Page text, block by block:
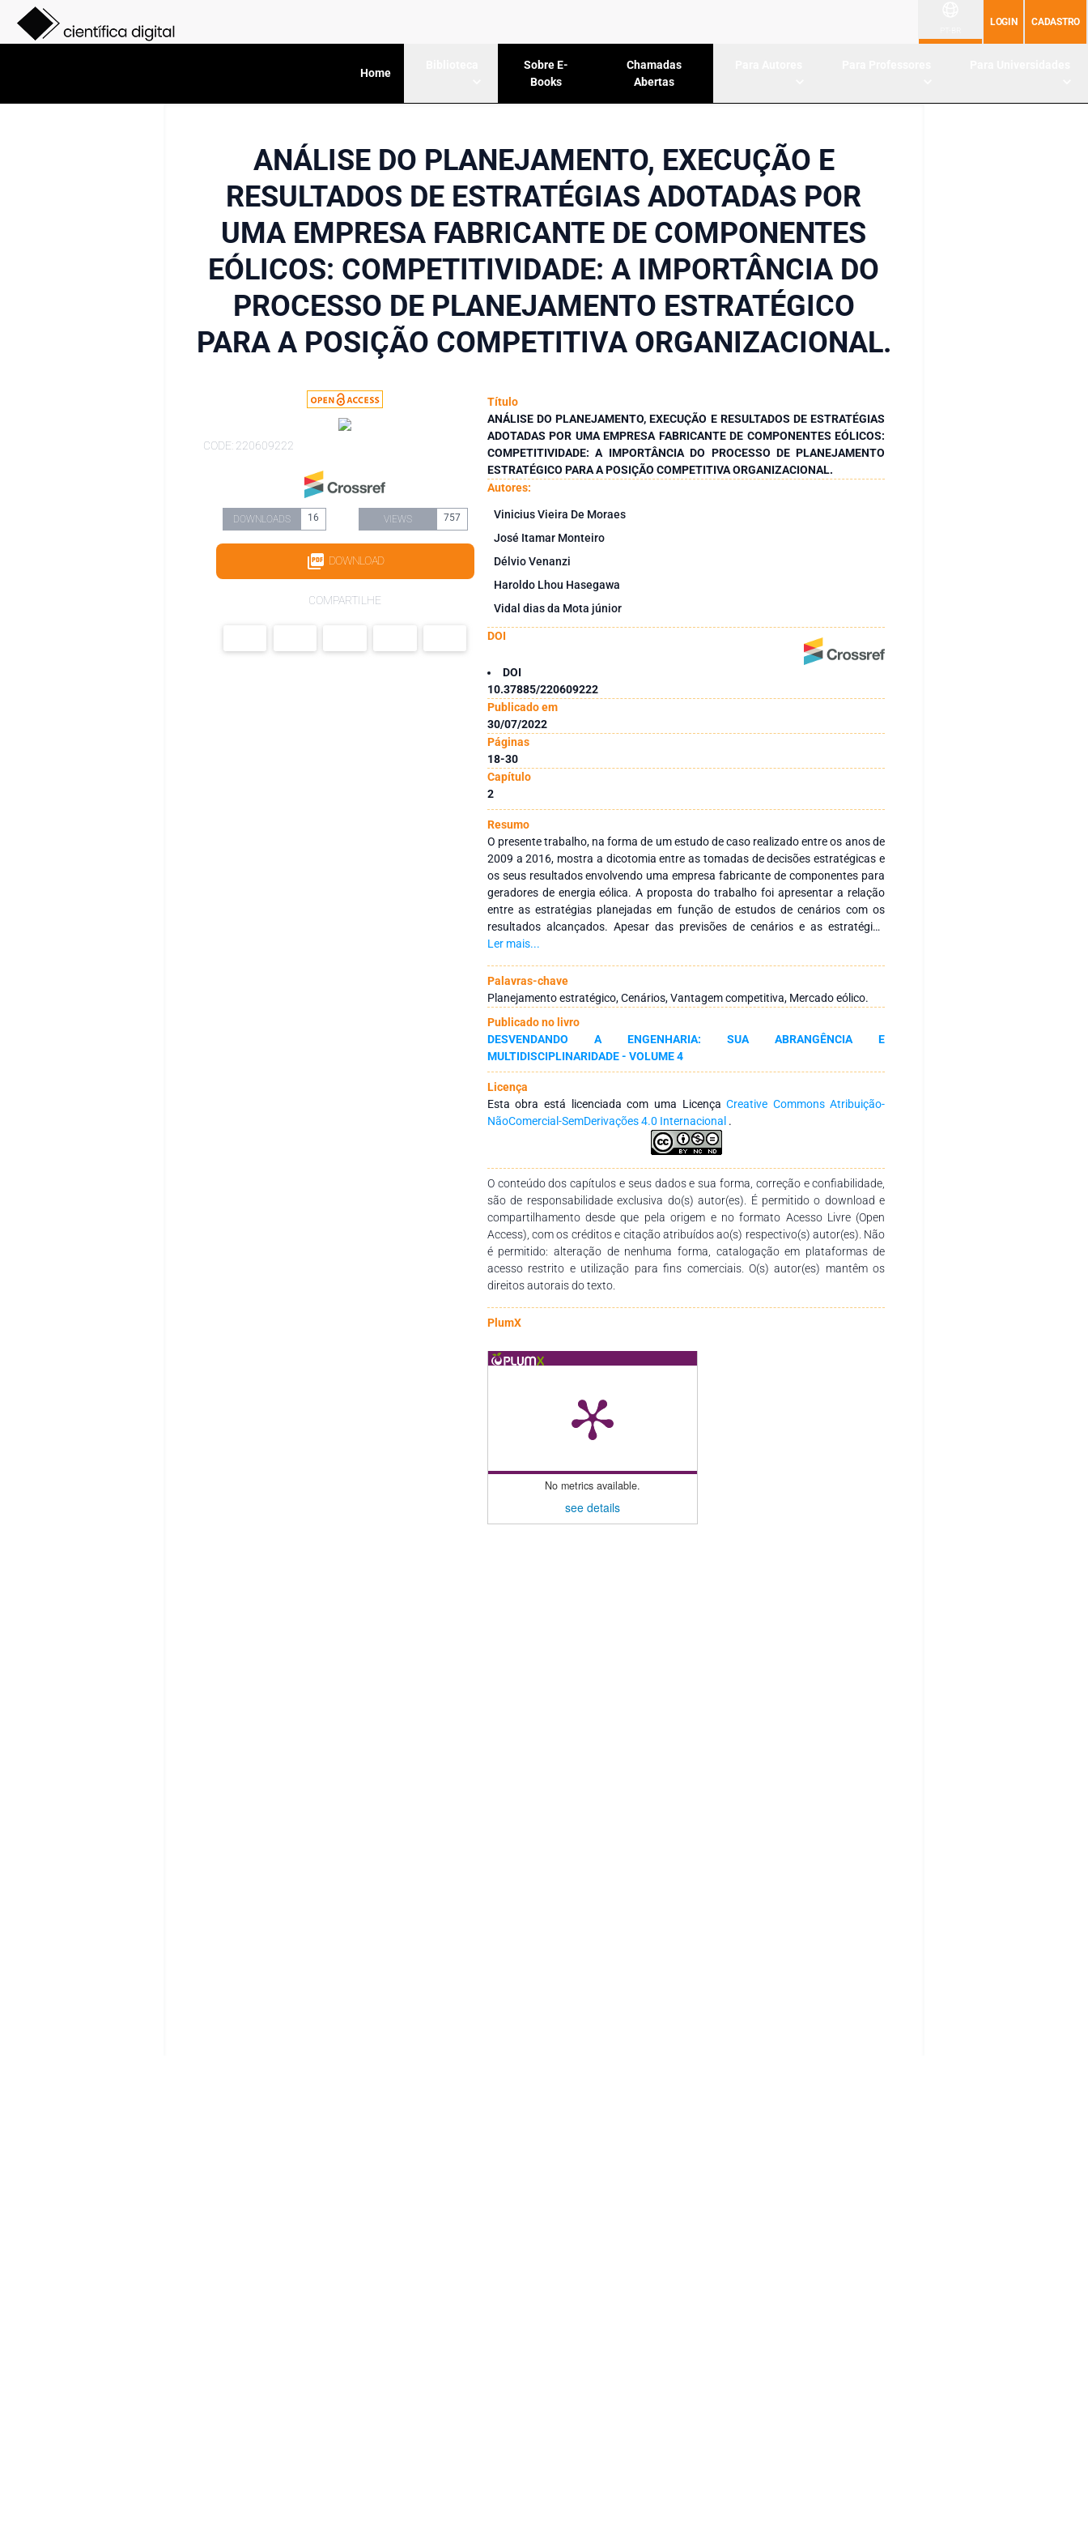
LOGIN CADASTRO
Home
Sobre E-
Books
Chamadas
Abertas
ANÁLISE DO PLANEJAMENTO, EXECUÇÃO E
RESULTADOS DE ESTRATÉGIAS ADOTADAS POR
UMA EMPRESA FABRICANTE DE COMPONENTES
EÓLICOS: COMPETITIVIDADE: A IMPORTÂNCIA DO
PROCESSO DE PLANEJAMENTO ESTRATÉGICO
PARA A POSIÇÃO COMPETITIVA ORGANIZACIONAL.
CODE: 220609222
DOWNLOADS 16 VIEWS 757
DOWNLOAD
COMPARTILHE
Título
ANÁLISE DO PLANEJAMENTO, EXECUÇÃO E RESULTADOS DE ESTRATÉGIAS
ADOTADAS POR UMA EMPRESA FABRICANTE DE COMPONENTES EÓLICOS:
COMPETITIVIDADE: A IMPORTÂNCIA DO PROCESSO DE PLANEJAMENTO
ESTRATÉGICO PARA A POSIÇÃO COMPETITIVA ORGANIZACIONAL.
Autores:
Vinicius Vieira De Moraes
José Itamar Monteiro
Délvio Venanzi
Haroldo Lhou Hasegawa
Vidal dias da Mota júnior
DOI
DOI
10.37885/220609222
Publicado em
30/07/2022
Páginas
18-30
Capítulo
2
Resumo
O presente trabalho, na forma de um estudo de caso realizado entre os anos de
2009 a 2016, mostra a dicotomia entre as tomadas de decisões estratégicas e
os seus resultados envolvendo uma empresa fabricante de componentes para
geradores de energia eólica. A proposta do trabalho foi apresentar a relação
entre as estratégias planejadas em função de estudos de cenários com os
resultados alcançados. Apesar das previsões de cenários e as estratégias
terem se mostradas corretas, a empresa não conseguiu executá-las e trouxe
recuperação judicial no ano de 2017 resultando em um grande impacto
negativo para a economia regional, uma vez que em chegou a ter 5.275
Funcionários e teve participação de 3,80% no PIB do município de Sorocaba no
ano de 2014. O estudo não julga as decisões ou ações da alta diretoria, mas o
estabelecimento de um plano com ações estratégicas prováveis baseando-se
nos dados disponíveis e a comparação destas em relação ao plano teórico
proposto com os resultados finais obtidos após oito anos da implementação.
Ler mais...
Palavras-chave
Planejamento estratégico, Cenários, Vantagem competitiva, Mercado eólico.
Publicado no livro
DESVENDANDO A ENGENHARIA: SUA ABRANGÊNCIA E
MULTIDISCIPLINARIDADE - VOLUME 4
Licença
Esta obra está licenciada com uma LicençaCreative Commons Atribuição-
NãoComercial-SemDerivações 4.0 Internacional .
O conteúdo dos capítulos e seus dados e sua forma, correção e confiabilidade,
são de responsabilidade exclusiva do(s) autor(es). É permitido o download e
compartilhamento desde que pela origem e no formato Acesso Livre (Open
Access), com os créditos e citação atribuídos ao(s) respectivo(s) autor(es). Não
é permitido: alteração de nenhuma forma, catalogação em plataformas de
acesso restrito e utilização para fins comerciais. O(s) autor(es) mantêm os
direitos autorais do texto.
PlumX
No metrics available.
see details